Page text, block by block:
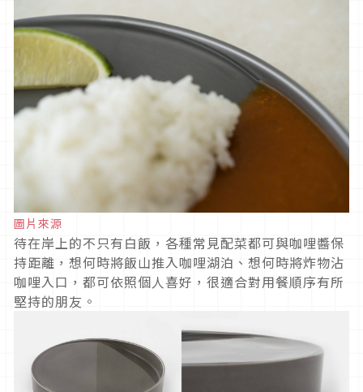
圖片來源
待在岸上的不只有白飯，各種常見配菜都可與咖哩醬保
持距離，想何時將飯山推入咖哩湖泊、想何時將炸物沾
咖哩入口，都可依照個人喜好，很適合對用餐順序有所
堅持的朋友。